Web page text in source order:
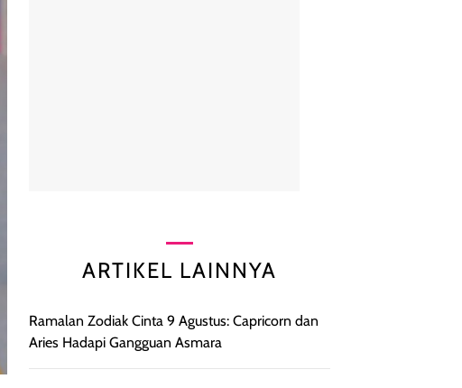
ARTIKEL LAINNYA
Ramalan Zodiak Cinta 9 Agustus: Capricorn dan
Aries Hadapi Gangguan Asmara